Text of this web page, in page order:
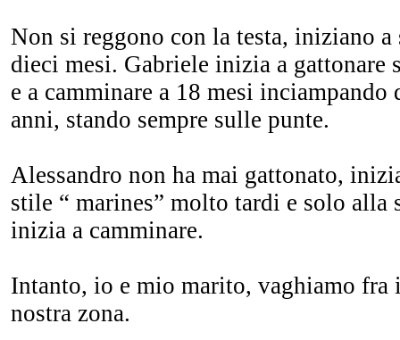
Non si reggono con la testa, iniziano a
dieci mesi. Gabriele inizia a gattonare
e a camminare a 18 mesi
anni, stando sempre sulle punte.
Alessandro non ha mai gattonato,
stile “ marines” molto tardi e solo alla
inizia a camminare.
Intanto, io e mio marito, vaghiamo fra
nostra zona.